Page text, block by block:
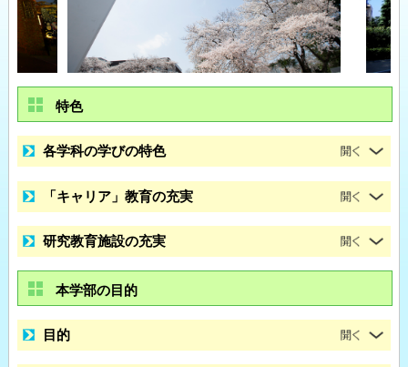
特色
各学科の学びの特色
「キャリア」教育の充実
研究教育施設の充実
本学部の目的
目的